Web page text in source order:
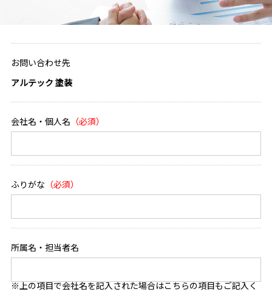
お問い合わせ先
アルテック 塗装
会社名・個人名
ふりがな
所属名・担当者名
※上の項目で会社名を記入された場合はこちらの項目もご記入く